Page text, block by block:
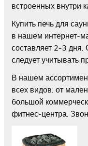
встроенных внутри
Купить печь для
в нашем интернет-
составляет 2-3
следует учитывать
В нашем
всех видов: от
большой
фитнес-центра.